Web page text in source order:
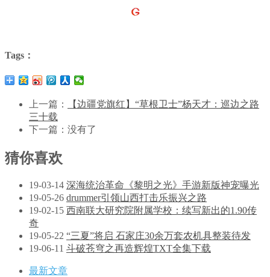
Tags：
上一篇：
【边疆党旗红】“草根卫士”杨天才：巡边之路
三十载
下一篇：没有了
猜你喜欢
19-03-14 深海统治革命《黎明之光》手游新版神宠曝光
19-05-26 drummer引领山西打击乐振兴之路
19-02-15 西南联大研究院附属学校：续写新出的1.90传
奇
19-05-22 “三夏”将启 石家庄30余万套农机具整装待发
19-06-11 斗破苍穹之再造辉煌TXT全集下载
最新文章